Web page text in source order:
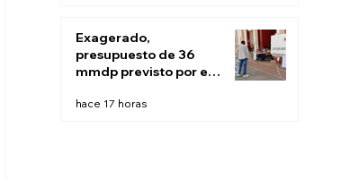
Exagerado,
presupuesto de 36
mmdp previsto por el
Sheinbaum
hace 17 horas